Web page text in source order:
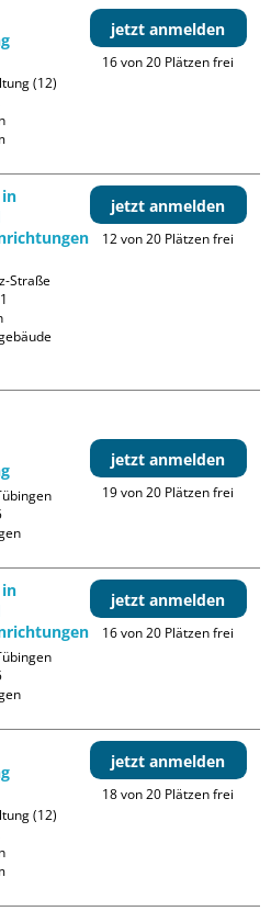
(12)
jetzt anmelden
16 von 20 Plätzen frei
in
Straße
jetzt anmelden
12 von 20 Plätzen frei
jetzt anmelden
19 von 20 Plätzen frei
in
jetzt anmelden
16 von 20 Plätzen frei
(12)
jetzt anmelden
18 von 20 Plätzen frei